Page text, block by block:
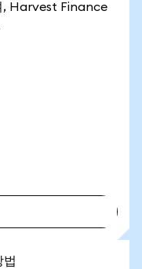
, Harvest Finance